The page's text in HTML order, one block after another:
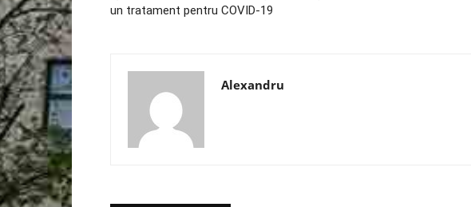
un tratament pentru COVID-19
Alexandru